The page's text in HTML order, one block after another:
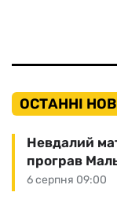
ОСТАННІ
6 серпня 09:00
Невдалий
програв